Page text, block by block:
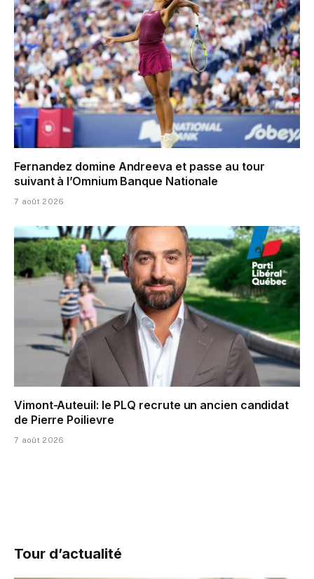
Fernandez domine Andreeva et passe au tour
suivant à l’Omnium Banque Nationale
7 août 2026
Vimont-Auteuil: le PLQ recrute un ancien candidat
de Pierre Poilievre
7 août 2026
Tour d’actualité